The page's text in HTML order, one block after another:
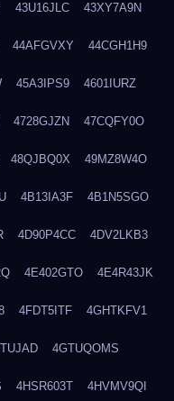
43U16JLC 43XY7A9N
44AFGVXY 44CGH1H9
45A3IPS9 4601IURZ
4728GJZN 47CQFY0O
48QJBQ0X 49MZ8W4O
4B13IA3F 4B1N5SGO
4D90P4CC 4DV2LKB3
4E402GTO 4E4R43JK
4FDT5ITF 4GHTKFV1
4GTUQOMS
4HSR603T 4HVMV9QI